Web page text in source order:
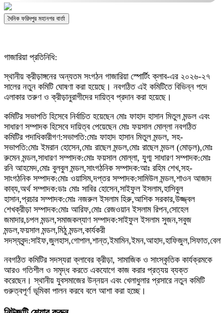
দৈনিক ফরিদপুর মহানগর বার্তা
গাজারিয়া প্রতিনিধি:
স্থানীয় ক্রীড়াঙ্গনের অন্যতম সংগঠন গাজারিয়া স্পোর্টিং ক্লাব-এর ২০২৬-২৭
সালের নতুন কমিটি ঘোষণা করা হয়েছে। নবগঠিত এই কমিটিতে বিভিন্ন পদে
এলাকার তরুণ ও ক্রীড়ানুরাগীদের দায়িত্ব প্রদান করা হয়েছে।
কমিটির সভাপতি হিসেবে নির্বাচিত হয়েছেন মোঃ ফাহাদ হাসান মিতুল মন্ডল এবং
সাধারণ সম্পাদক হিসেবে দায়িত্ব পেয়েছেন মোঃ ফয়সাল মোল্লা নবগঠিত
কমিটির পদাধিকারীগণ:সভাপতি:মোঃ ফাহাদ হাসান মিতুল মন্ডল, সহ-
সভাপতি:মোঃ ইমরান হোসেন,মোঃ রাছেল মন্ডল,মোঃ রাছেল মন্ডল (মোড়ল),মোঃ
রুমেন মন্ডল,সাধারণ সম্পাদক:মোঃ ফয়সাল মোল্লা, যুগ্ম সাধারণ সম্পাদক:মোঃ
রনি আহমেদ,মোঃ বুলবুল মন্ডল,সাংগঠনিক সম্পাদক:আঃ রহিম শেখ,সহ-
সাংগঠনিক সম্পাদক:মোঃ ওয়াসিম,দপ্তর সম্পাদক:সামিউল মন্ডল,শাওন আজাদ
কাব্য,অর্থ সম্পাদক:ডাঃ মোঃ সাবির হোসেন,সাইফুল ইসলাম,হাসিবুল
হাসান,প্রচার সম্পাদক:মোঃ নজরুল ইসলাম হিরু,আশিক সরকার,উজ্জ্বল
শেখক্রীড়া সম্পাদক:মোঃ আরিফ,মোঃ রেজওয়ান ইসলাম রিপন,সোহেল
জমাদার,চপল মন্ডল,সমাজকল্যাণ সম্পাদক:সাইফুল ইসলাম সুজন,সবুজ
মন্ডল,ফয়সাল মন্ডল,মিঠু মন্ডল,কার্যকরী
নবগঠিত কমিটির সদস্যরা ক্লাবের ক্রীড়া, সামাজিক ও সাংস্কৃতিক কার্যক্রমকে
আরও গতিশীল ও সমৃদ্ধ করতে একযোগে কাজ করার প্রত্যয় ব্যক্ত
করেছেন। স্থানীয় যুবসমাজের উন্নয়ন এবং খেলাধুলার প্রসারে নতুন কমিটি
গুরুত্বপূর্ণ ভূমিকা পালন করবে বলে আশা করা হচ্ছে।